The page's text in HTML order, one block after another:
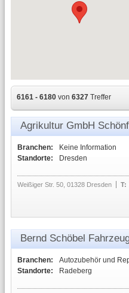
6161 - 6180 von 6327 Treffer
Agrikultur GmbH
Branchen:
Keine Information
Standorte:
Dresden
Weißiger Str. 50, 01328 Dresden T:
Bernd Schöbel
Branchen:
Autozubehör und
Standorte:
Radeberg